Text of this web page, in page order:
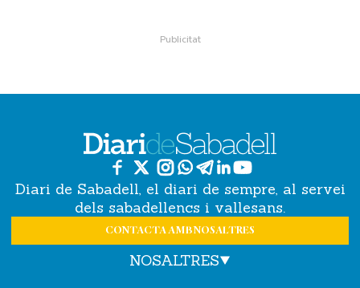
Diari de Sabadell, el diari de sempre, al servei
dels sabadellencs i vallesans.
CONTACTA AMB NOSALTRES
NOSALTRES